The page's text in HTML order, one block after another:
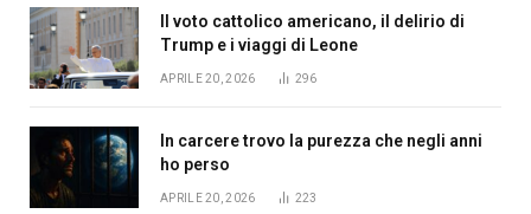
Il voto cattolico americano, il delirio di
Trump e i viaggi di Leone
APRILE 20, 2026 296
In carcere trovo la purezza che negli anni
ho perso
APRILE 20, 2026 223